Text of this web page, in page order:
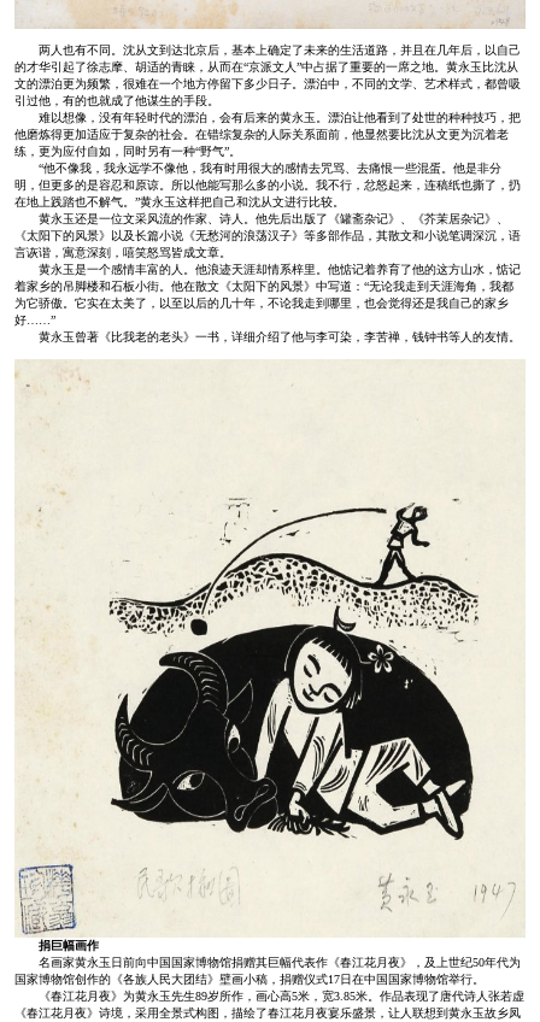
两人也有不同。沈从文到达北京后，基本上确定了未来的生活道路，并且在几年后，以自己
的才华引起了徐志摩、胡适的青睐，从而在“京派文人”中占据了重要的一席之地。黄永玉比沈从
文的漂泊更为频繁，很难在一个地方停留下多少日子。漂泊中，不同的文学、艺术样式，都曾吸
引过他，有的也就成了他谋生的手段。
难以想像，没有年轻时代的漂泊，会有后来的黄永玉。漂泊让他看到了处世的种种技巧，把
他磨炼得更加适应于复杂的社会。在错综复杂的人际关系面前，他显然要比沈从文更为沉着老
练，更为应付自如，同时另有一种“野气”。
“他不像我，我永远学不像他，我有时用很大的感情去咒骂、去痛恨一些混蛋。他是非分
明，但更多的是容忍和原谅。所以他能写那么多的小说。我不行，忿怒起来，连稿纸也撕了，扔
在地上践踏也不解气。”黄永玉这样把自己和沈从文进行比较。
黄永玉还是一位文采风流的作家、诗人。他先后出版了《罐斋杂记》、《芥茉居杂记》、
《太阳下的风景》以及长篇小说《无愁河的浪荡汉子》等多部作品，其散文和小说笔调深沉，语
言诙谐，寓意深刻，嘻笑怒骂皆成文章。
黄永玉是一个感情丰富的人。他浪迹天涯却情系梓里。他惦记着养育了他的这方山水，惦记
着家乡的吊脚楼和石板小街。他在散文《太阳下的风景》中写道：“无论我走到天涯海角，我都
为它骄傲。它实在太美了，以至以后的几十年，不论我走到哪里，也会觉得还是我自己的家乡
好……”
黄永玉曾著《比我老的老头》一书，详细介绍了他与李可染，李苦禅，钱钟书等人的友情。
捐巨幅画作
名画家黄永玉日前向中国国家博物馆捐赠其巨幅代表作《春江花月夜》，及上世纪50年代为
国家博物馆创作的《各族人民大团结》壁画小稿，捐赠仪式17日在中国国家博物馆举行。
《春江花月夜》为黄永玉先生89岁所作，画心高5米，宽3.85米。作品表现了唐代诗人张若虚
《春江花月夜》诗境，采用全景式构图，描绘了春江花月夜宴乐盛景，让人联想到黄永玉故乡凤